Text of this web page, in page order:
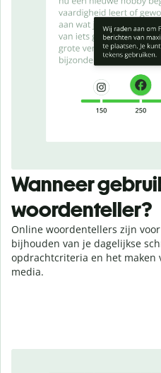
Wanneer
woordenteller?
Online woordentellers zijn
bijhouden van je dagelijkse
opdrachtcriteria en het maken
media.